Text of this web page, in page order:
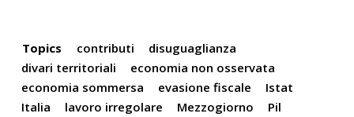
Topics contributi
disuguaglianza
divari territoriali
economia non osservata
economia sommersa
evasione fiscale
Istat
Italia
lavoro irregolare Mezzogiorno
Pil